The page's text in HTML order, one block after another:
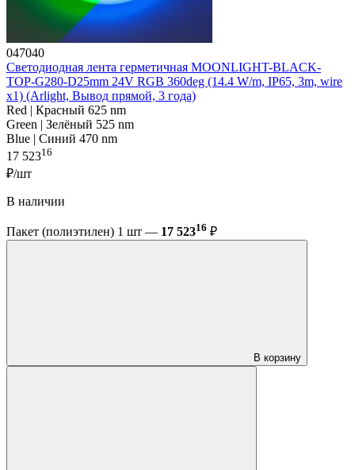
047040
Светодиодная лента герметичная MOONLIGHT-BLACK-
TOP-G280-D25mm 24V RGB 360deg (14.4 W/m, IP65, 3m, wire
x1) (Arlight, Вывод прямой, 3 года)
Red | Красный 625 nm
Green | Зелёный 525 nm
Blue | Синий 470 nm
17 52316
₽/шт
В наличии
Пакет (полиэтилен) 1 шт — 17 52316 ₽
В корзину